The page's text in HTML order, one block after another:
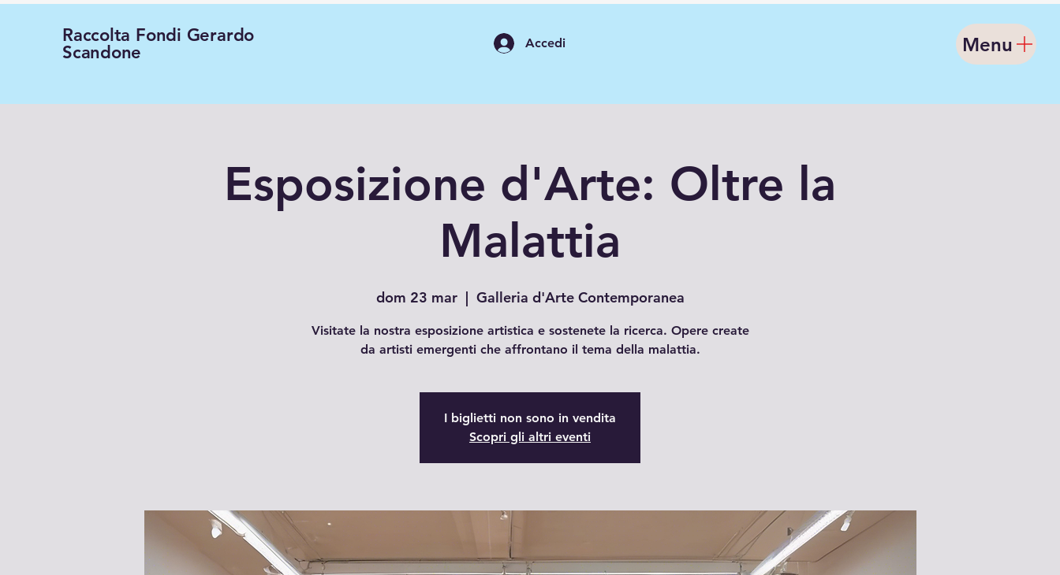
Raccolta Fondi Gerardo
Scandone
Menu
Accedi
Esposizione d'Arte: Oltre la
Malattia
dom 23 mar
  |
Galleria d'Arte Contemporanea
Visitate la nostra esposizione artistica e sostenete la ricerca. Opere create
da artisti emergenti che affrontano il tema della malattia.
I biglietti non sono in vendita
Scopri gli altri eventi